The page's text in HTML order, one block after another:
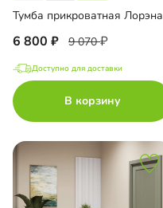
Тумба прикроватная Лорэна
6 800 9 070
Доступно для доставки
В корзину